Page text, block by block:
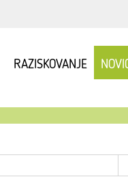
RAZISKOVANJE